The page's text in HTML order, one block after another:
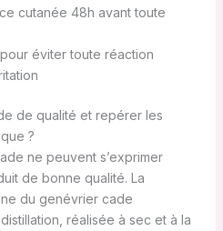
cutanée 48h avant toute
éviter toute réaction
de qualité et repérer les
?
ne peuvent s’exprimer
de bonne qualité. La
du genévrier cade
réalisée à sec et à la